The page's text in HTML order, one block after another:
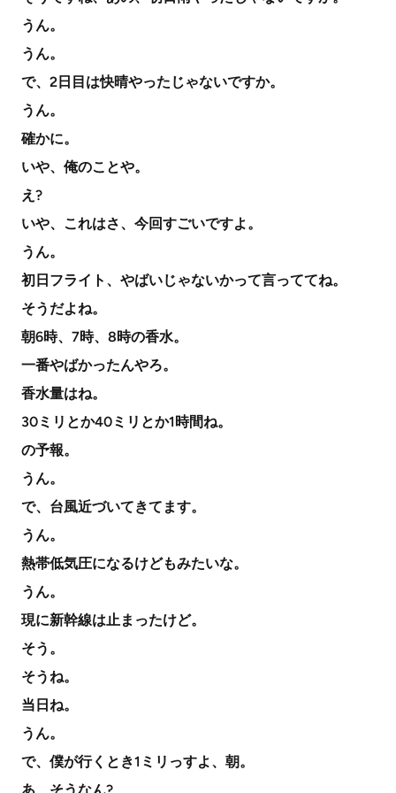
うん。
うん。
で、2日目は快晴やったじゃないですか。
うん。
確かに。
いや、俺のことや。
え?
いや、これはさ、今回すごいですよ。
うん。
初日フライト、やばいじゃないかって言っててね。
そうだよね。
朝6時、7時、8時の香水。
一番やばかったんやろ。
香水量はね。
30ミリとか40ミリとか1時間ね。
の予報。
うん。
で、台風近づいてきてます。
うん。
熱帯低気圧になるけどもみたいな。
うん。
現に新幹線は止まったけど。
そう。
そうね。
当日ね。
うん。
で、僕が行くとき1ミリっすよ、朝。